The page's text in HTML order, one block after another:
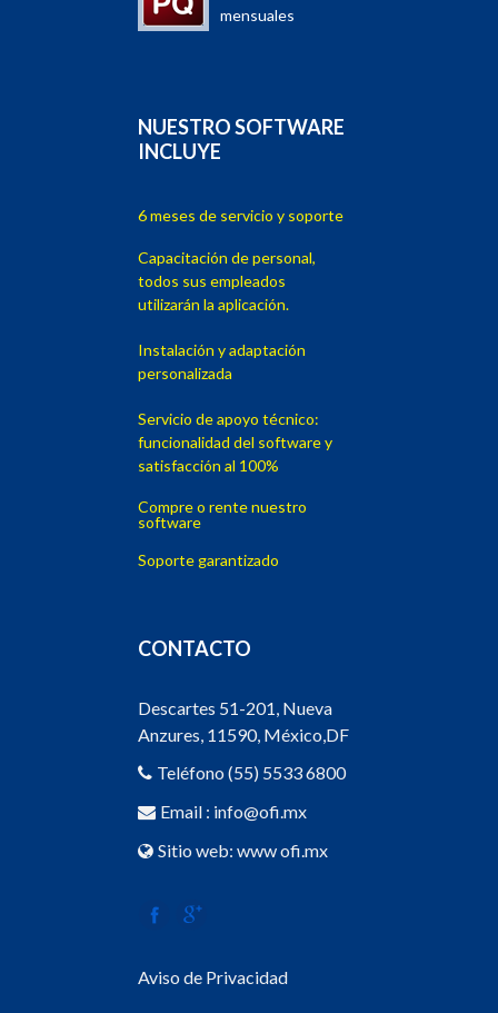
mensuales
NUESTRO SOFTWARE
INCLUYE
6 meses de servicio y soporte
Capacitación de personal,
todos sus empleados
utilizarán la aplicación.
Instalación y adaptación
personalizada
Servicio de apoyo técnico:
funcionalidad del software y
satisfacción al 100%
Compre o rente nuestro
software
Soporte garantizado
CONTACTO
Descartes 51-201, Nueva
Anzures, 11590, México,DF
Teléfono (55) 5533 6800
Email : info@ofi.mx
Sitio web: www ofi.mx
Aviso de Privacidad